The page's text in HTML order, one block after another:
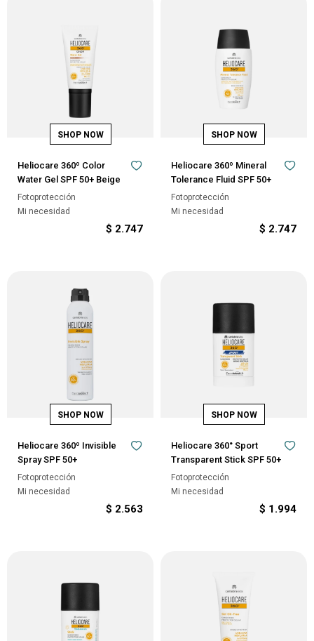
Heliocare 360º Color
Water Gel SPF 50+ Beige
Fotoprotección
Mi necesidad
$ 2.747
Heliocare 360º Mineral
Tolerance Fluid SPF 50+
Fotoprotección
Mi necesidad
$ 2.747
Heliocare 360º Invisible
Spray SPF 50+
Fotoprotección
Mi necesidad
$ 2.563
Heliocare 360° Sport
Transparent Stick SPF 50+
Fotoprotección
Mi necesidad
$ 1.994